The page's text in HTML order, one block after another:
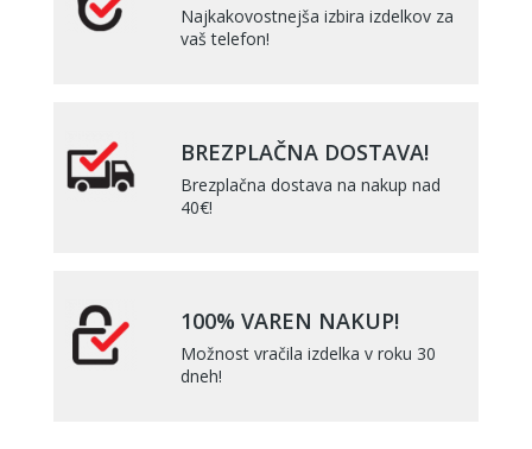
Najkakovostnejša izbira izdelkov za
vaš telefon!
BREZPLAČNA DOSTAVA!
Brezplačna dostava na nakup nad
40€!
100% VAREN NAKUP!
Možnost vračila izdelka v roku 30
dneh!